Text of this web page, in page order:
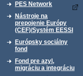
PES Network
Nástroje na
prepojenie Európy
(CEF)/Systém EESSI
Európsky sociálny
fond
Fond pre azyl,
migráciu a integráciu